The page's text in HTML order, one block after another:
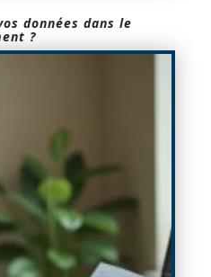
données dans le
?